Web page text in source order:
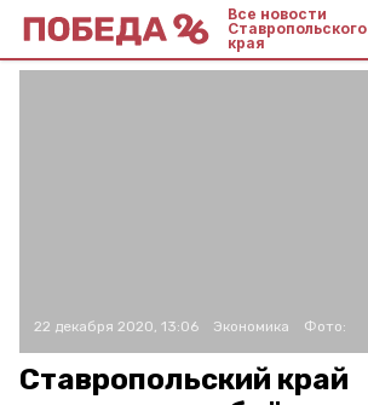
Все новости
Ставропольского
края
22 декабря 2020, 13:06 Экономика Фото:
Ставропольский край